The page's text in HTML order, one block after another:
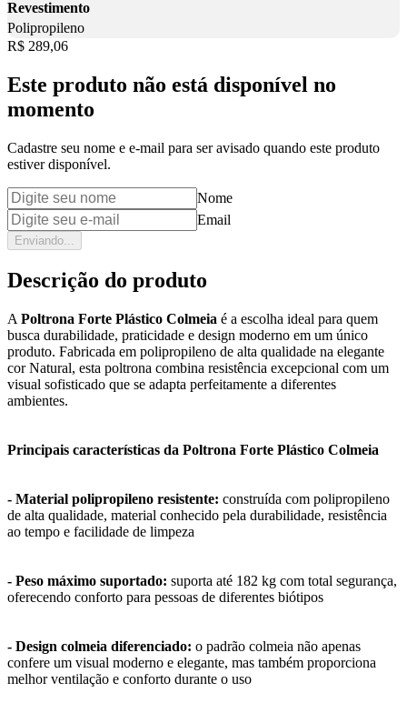
Revestimento
Polipropileno
Price:
R$ 289,06
Este produto não está disponível no
momento
Cadastre seu nome e e-mail para ser avisado quando este produto
estiver disponível.
Nome
Email
Enviando...
Descrição do produto
A Poltrona Forte Plástico Colmeia é a escolha ideal para quem
busca durabilidade, praticidade e design moderno em um único
produto. Fabricada em polipropileno de alta qualidade na elegante
cor Natural, esta poltrona combina resistência excepcional com um
visual sofisticado que se adapta perfeitamente a diferentes
ambientes.
Principais características da Poltrona Forte Plástico Colmeia
- Material polipropileno resistente: construída com polipropileno
de alta qualidade, material conhecido pela durabilidade, resistência
ao tempo e facilidade de limpeza
- Peso máximo suportado: suporta até 182 kg com total segurança,
oferecendo conforto para pessoas de diferentes biótipos
- Design colmeia diferenciado: o padrão colmeia não apenas
confere um visual moderno e elegante, mas também proporciona
melhor ventilação e conforto durante o uso